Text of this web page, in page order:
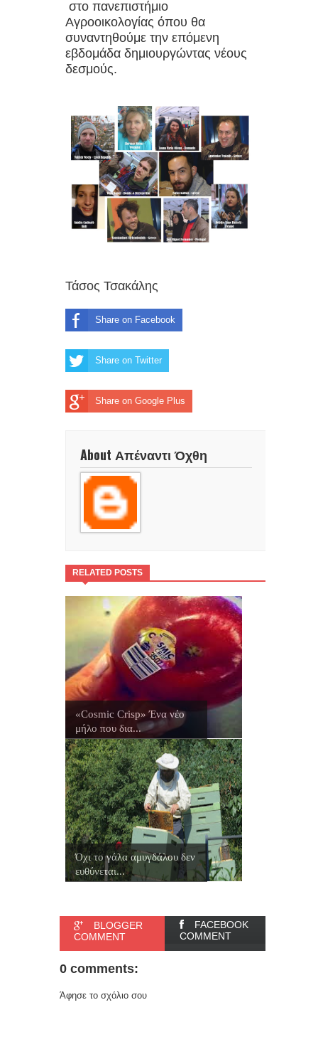
στο πανεπιστήμιο
Αγροοικολογίας όπου θα
συναντηθούμε την επόμενη
εβδομάδα δημιουργώντας νέους
δεσμούς.
Τάσος Τσακάλης
Share on Facebook
Share on Twitter
Share on Google Plus
About Απέναντι Όχθη
RELATED POSTS
«Cosmic Crisp» Ένα νέο
μήλο που δια...
Όχι το γάλα αμυγδάλου δεν
ευθύνεται...
BLOGGER
COMMENT
FACEBOOK
COMMENT
0 comments:
Άφησε το σχόλιο σου